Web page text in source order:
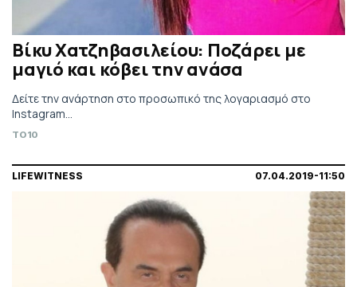
Βίκυ Χατζηβασιλείου: Ποζάρει με
μαγιό και κόβει την ανάσα
Δείτε την ανάρτηση στο προσωπικό της λογαριασμό στο
Instagram...
TO10
LIFEWITNESS 07.04.2019-11:50